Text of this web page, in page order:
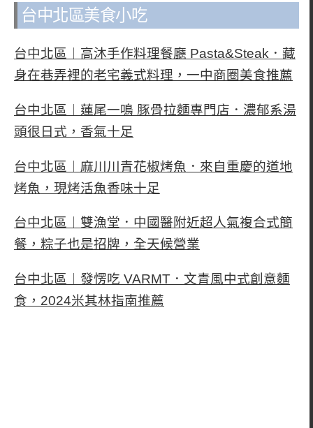
台中北區美食小吃
台中北區︱高沐手作料理餐廳 Pasta&Steak．藏
身在巷弄裡的老宅義式料理，一中商圈美食推薦
台中北區︱蓮尾一鳴 豚骨拉麵專門店．濃郁系湯
頭很日式，香氣十足
台中北區︱麻川川青花椒烤魚．來自重慶的道地
烤魚，現烤活魚香味十足
台中北區︱雙漁堂．中國醫附近超人氣複合式簡
餐，粽子也是招牌，全天候營業
台中北區︱發愣吃 VARMT．文青風中式創意麵
食，2024米其林指南推薦